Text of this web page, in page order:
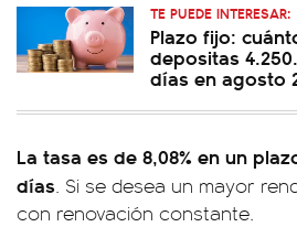
TE PUEDE INTERESAR:
Plazo fijo:
depositas
días en agosto
La tasa es de 8,08% en un
días. Si se desea un mayor
con renovación constante.